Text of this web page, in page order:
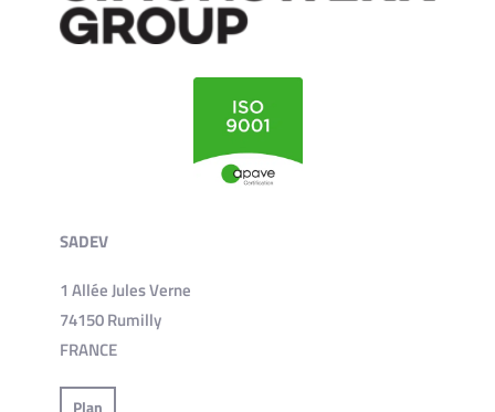
SADEV
1 Allée Jules Verne
74150 Rumilly
FRANCE